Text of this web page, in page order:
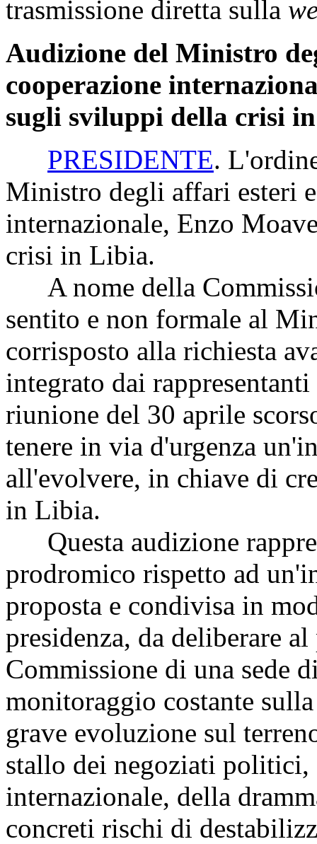
trasmissione diretta sulla
Audizione del Ministro
cooperazione
sugli sviluppi della crisi
PRESIDENTE.
Ministro degli affari esteri
internazionale, Enzo
crisi in Libia.
A nome della
sentito e non formale al
corrisposto alla richiesta
integrato dai
riunione del 30 aprile
tenere in via d'urgenza
all'evolvere, in chiave di
in Libia.
Questa audizione
prodromico rispetto ad
proposta e condivisa in
presidenza, da deliberare
Commissione di una sede
monitoraggio costante
grave evoluzione sul
stallo dei negoziati
internazionale, della
concreti rischi di